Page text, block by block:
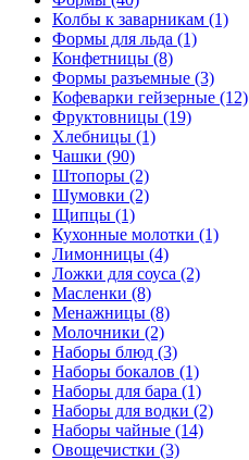
Колбы к заварникам (1)
Формы для льда (1)
Конфетницы (8)
Формы разъемные (3)
Кофеварки гейзерные (12)
Фруктовницы (19)
Хлебницы (1)
Чашки (90)
Штопоры (2)
Шумовки (2)
Щипцы (1)
Кухонные молотки (1)
Лимонницы (4)
Ложки для соуса (2)
Масленки (8)
Менажницы (8)
Молочники (2)
Наборы блюд (3)
Наборы бокалов (1)
Наборы для бара (1)
Наборы для водки (2)
Наборы чайные (14)
Овощечистки (3)